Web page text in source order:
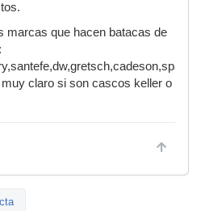
marcas que hacen batacas de
muy claro si son cascos keller o